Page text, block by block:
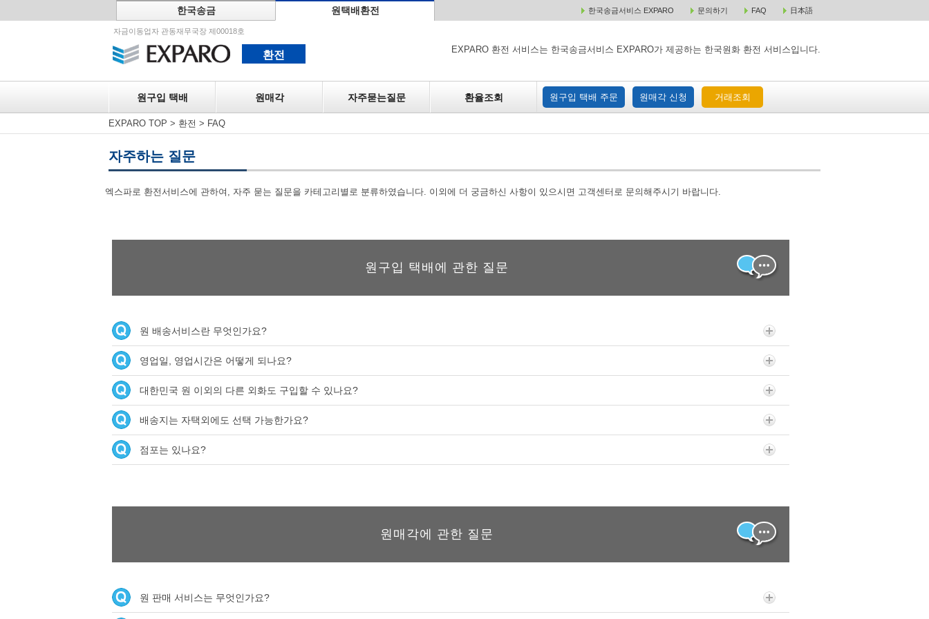
한국송금 원택배환전 한국송금서비스 EXPARO 문의하기 FAQ 日本語
자금이동업자 관동재무국장 제00018호
환전 EXPARO 환전 서비스는 한국송금서비스 EXPARO가 제공하는 한국원화 환전 서비스입니다.
원구입 택배 원매각 자주묻는질문 환율조회 원구입 택배 주문 원매각 신청 거래조회
원매각 원구입 택배 주문 원매각 주문 거래조회
EXPARO TOP > 환전 > FAQ
자주하는 질문
엑스파로 환전서비스에 관하여, 자주 묻는 질문을 카테고리별로 분류하였습니다. 이외에 더 궁금하신 사항이 있으시면 고객센터로 문의해주시기 바랍니다.
원구입 택배에 관한 질문
원 배송서비스란 무엇인가요?
영업일, 영업시간은 어떻게 되나요?
대한민국 원 이외의 다른 외화도 구입할 수 있나요?
배송지는 자택외에도 선택 가능한가요?
점포는 있나요?
원매각에 관한 질문
원 판매 서비스는 무엇인가요?